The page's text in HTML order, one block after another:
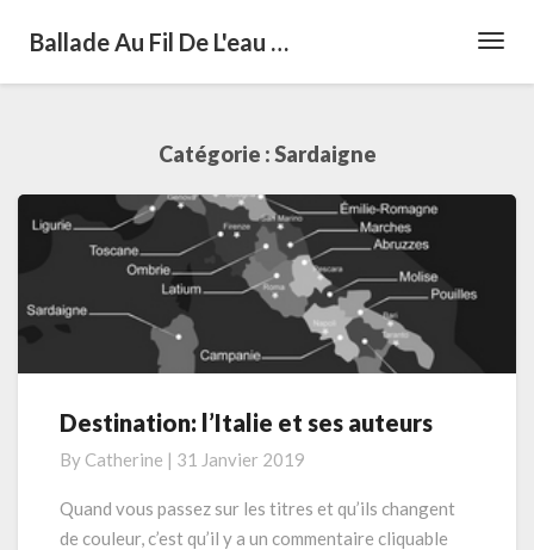
Ballade Au Fil De L'eau …
Catégorie :Sardaigne
Destination:
et
ses
auteurs
Destination: l’Italie et ses auteurs
By Catherine | 31 Janvier 2019
Quand vous passez sur les titres et qu’ils changent
de couleur, c’est qu’il y a un commentaire cliquable